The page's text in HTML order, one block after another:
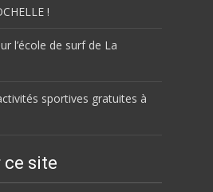
!
l’école de surf de La
sportives gratuites à
ce site